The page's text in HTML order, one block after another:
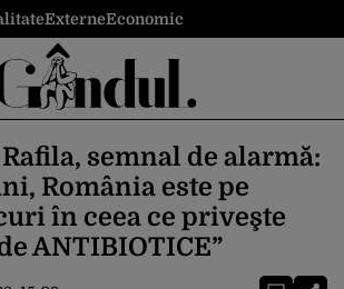
ExterneEconomic
semnal de alarmă:
România este pe
în ceea ce priveşte
ANTIBIOTICE”